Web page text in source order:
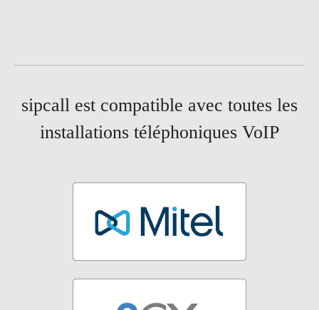
sipcall est compatible avec toutes les
installations téléphoniques VoIP